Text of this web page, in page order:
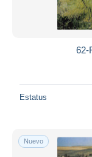
62-
Estatus
Nuevo